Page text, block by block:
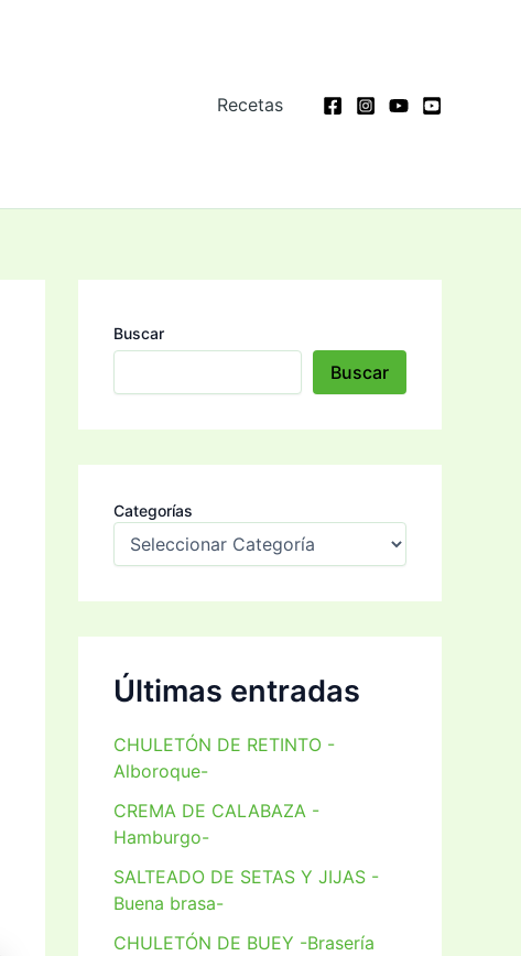
Recetas
Buscar
Buscar
Categorías
Últimas entradas
CHULETÓN DE RETINTO -
Alboroque-
CREMA DE CALABAZA -
Hamburgo-
SALTEADO DE SETAS Y JIJAS -
Buena brasa-
CHULETÓN DE BUEY -Brasería